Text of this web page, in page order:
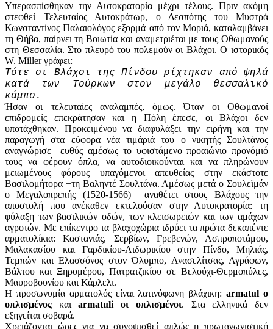
Υπερασπίσθηκαν την Αυτοκρατορία μέχρι τέλους. Πριν ακόμη
στεφθεί Τελευταίος Αυτοκράτωρ, ο Δεσπότης του Μυστρά
Κωνσταντίνος Παλαιολόγος εξορμά από τον Μοριά, καταλαμβάνει
τη Θήβα, παίρνει τη Βοιωτία και αναμετριέται με τους Οθωμανούς
στη Θεσσαλία. Στο πλευρό του πολεμούν οι Βλάχοι. Ο ιστορικός
W. Miller γράφει:
Τότε οι Βλάχοι της Πίνδου ρίχτηκαν από ψηλά
κατά των Τούρκων στον μεγάλο θεσσαλικό
κάμπο.
Ήσαν οι τελευταίες αναλαμπές, όμως. Όταν οι Οθωμανοί
επιδρομείς επεκράτησαν και η Πόλη έπεσε, οι Βλάχοι δεν
υποτάχθηκαν. Προκειμένου να διαφυλάξει την ειρήνη και την
παραγωγή στα εύφορα νέα τιμάριά του ο νικητής Σουλτάνος
αναγνώρισε ευθύς αμέσως το υφιστάμενο προαιώνιο προνόμιό
τους να φέρουν όπλα, να αυτοδιοικούνται και να πληρώνουν
μειωμένους φόρους υπαγόμενοι απευθείας στην εκάστοτε
Βασιλομήτορα −τη Βαληντέ Σουλτάνα. Αμέσως μετά ο Σουλεϊμάν
ο Μεγαλοπρεπής (1520-1566) αναθέτει στους Βλάχους την
αποστολή που ανέκαθεν εκτελούσαν στην Αυτοκρατορία: τη
φύλαξη των βασιλικών οδών, των κλεισωρειών και των αμάχων
αγροτών. Με επίκεντρο τα βλαχοχώρια ιδρύει τα πρώτα δεκαπέντε
αρματολίκια: Καστανιάς, Σερβίων, Γρεβενών, Ασπροποτάμου,
Μαλακασίου και Γαρδικίου-Λιδωρικίου στην Πίνδο, Μηλιάς,
Τεμπών και Ελασσόνος στον Όλυμπο, Ανασελίτσας, Αγράφων,
Βάλτου και Ξηρομέρου, Πατρατζικίου σε Βελούχι-Θερμοπύλες,
Μαυροβουνίου και Κάρλελι.
Η προσωνυμία αρματολός είναι λατινόφωνη βλάχικη:armatul ο
οπλισμένος και armatuli οι οπλισμένοι. Στα ελληνικά δεν
εξηγείται σοβαρά.
Χρειάζονται ώρες για να συνοψισθεί απλώς η πρωταγωνιστική